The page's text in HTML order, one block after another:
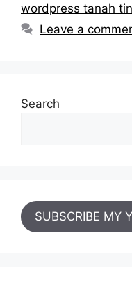
wordpress tanah
Leave a
Search
SUBSCRIBE MY